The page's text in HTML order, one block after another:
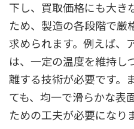
下し、買取価格にも大き
ため、製造の各段階で厳
求められます。例えば、
は、一定の温度を維持し
離する技術が必要です。
ても、均一で滑らかな表
ための工夫が必要になり